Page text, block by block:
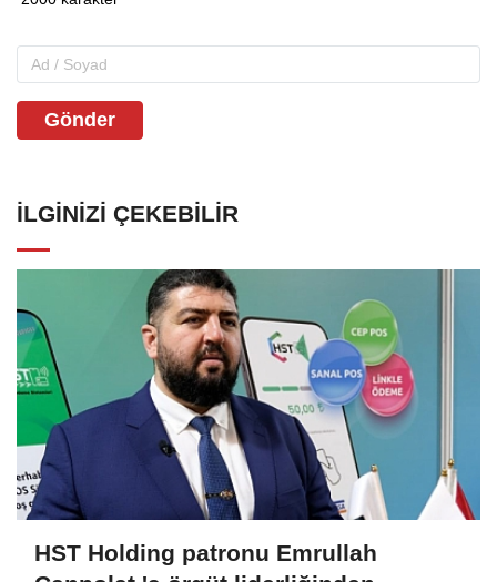
Gönder
İLGINIZI ÇEKEBILIR
HST Holding patronu Emrullah